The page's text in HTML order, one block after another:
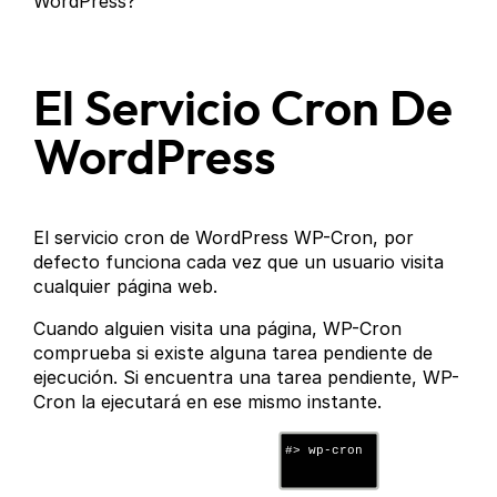
El Servicio Cron De
WordPress
El servicio cron de WordPress WP-Cron, por
defecto funciona cada vez que un usuario visita
cualquier página web.
Cuando alguien visita una página, WP-Cron
comprueba si existe alguna tarea pendiente de
ejecución. Si encuentra una tarea pendiente, WP-
Cron la ejecutará en ese mismo instante.